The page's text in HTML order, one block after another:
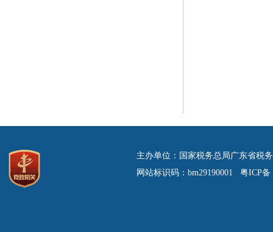
主办单位：国家税务总局广东省税
网站标识码：bm29190001 粤ICP